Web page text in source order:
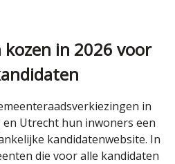
in 2026 voor
in
en Utrecht hun inwoners een
kandidatenwebsite. In
die voor alle kandidaten